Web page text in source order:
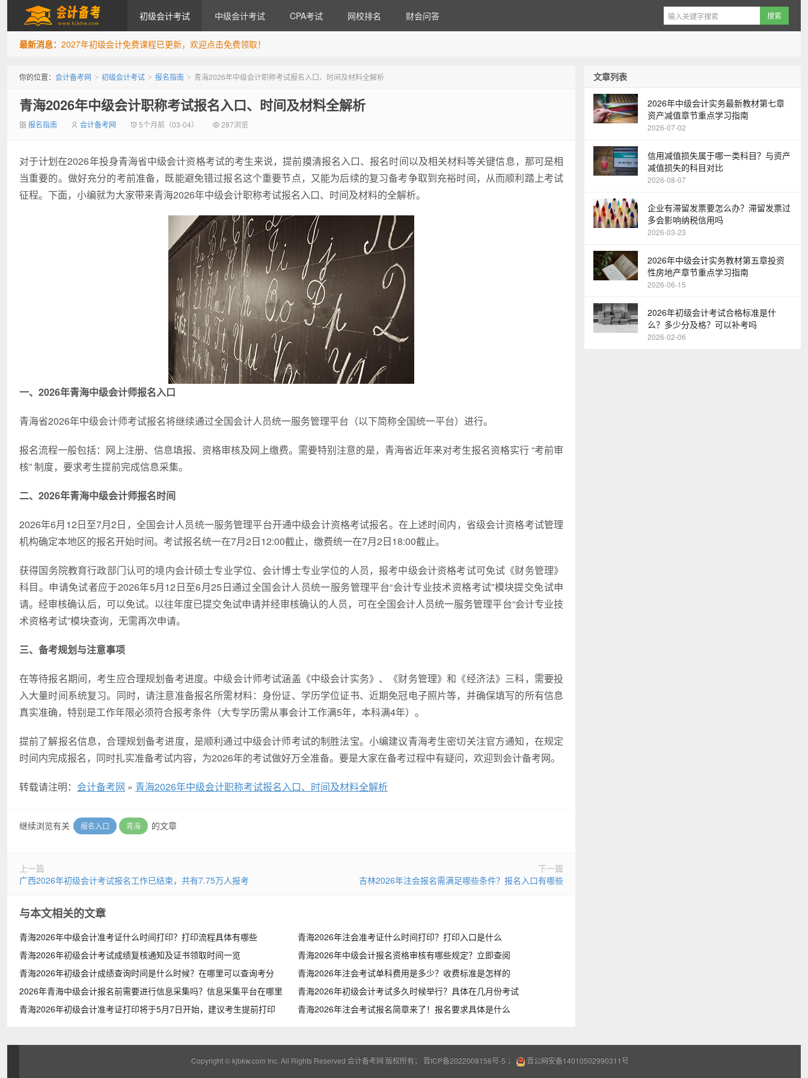
初级会计考试 中级会计考试 CPA考试 网校排名 财会问答
最新消息： 2027年初级会计免费课程已更新，欢迎点击免费领取！
你的位置： 会计备考网 > 初级会计考试 > 报名指南 > 青海2026年中级会计职称考试报名入口、时间及材料全解析
青海2026年中级会计职称考试报名入口、时间及材料全解析
报名指南 会计备考网 5个月前（03-04） 287浏览
对于计划在2026年投身青海省中级会计资格考试的考生来说，提前摸清报名入口、报名时间以及相关材料等关键信息，那可是相
当重要的。做好充分的考前准备，既能避免错过报名这个重要节点，又能为后续的复习备考争取到充裕时间，从而顺利踏上考试
征程。下面，小编就为大家带来青海2026年中级会计职称考试报名入口、时间及材料的全解析。
一、2026年青海中级会计师报名入口
青海省2026年中级会计师考试报名将继续通过全国会计人员统一服务管理平台（以下简称全国统一平台）进行。
报名流程一般包括：网上注册、信息填报、资格审核及网上缴费。需要特别注意的是，青海省近年来对考生报名资格实行 “考前审
核” 制度，要求考生提前完成信息采集。
二、2026年青海中级会计师报名时间
2026年6月12日至7月2日，全国会计人员统一服务管理平台开通中级会计资格考试报名。在上述时间内，省级会计资格考试管理
机构确定本地区的报名开始时间。考试报名统一在7月2日12:00截止，缴费统一在7月2日18:00截止。
​获得国务院教育行政部门认可的境内会计硕士专业学位、会计博士专业学位的人员，报考中级会计资格考试可免试《财务管理》
科目。申请免试者应于2026年5月12日至6月25日通过全国会计人员统一服务管理平台“会计专业技术资格考试”模块提交免试申
请。经审核确认后，可以免试。以往年度已提交免试申请并经审核确认的人员，可在全国会计人员统一服务管理平台“会计专业技
术资格考试”模块查询，无需再次申请。
三、备考规划与注意事项
在等待报名期间，考生应合理规划备考进度。中级会计师考试涵盖《中级会计实务》、《财务管理》和《经济法》三科，需要投
入大量时间系统复习。同时，请注意准备报名所需材料：身份证、学历学位证书、近期免冠电子照片等，并确保填写的所有信息
真实准确，特别是工作年限必须符合报考条件（大专学历需从事会计工作满5年，本科满4年）。
提前了解报名信息，合理规划备考进度，是顺利通过中级会计师考试的制胜法宝。小编建议青海考生密切关注官方通知，在规定
时间内完成报名，同时扎实准备考试内容，为2026年的考试做好万全准备。要是大家在备考过程中有疑问，欢迎到会计备考网。
转载请注明： 会计备考网 » 青海2026年中级会计职称考试报名入口、时间及材料全解析
继续浏览有关 报名入口 青海 的文章
上一篇
广西2026年初级会计考试报名工作已结束，共有7.75万人报考
下一篇
吉林2026年注会报名需满足哪些条件？报名入口有哪些
与本文相关的文章
青海2026年中级会计准考证什么时间打印？打印流程具体有哪些
青海2026年注会准考证什么时间打印？打印入口是什么
青海2026年初级会计考试成绩复核通知及证书领取时间一览
青海2026年中级会计报名资格审核有哪些规定？立即查阅
青海2026年初级会计成绩查询时间是什么时候？在哪里可以查询考分
青海2026年注会考试单科费用是多少？收费标准是怎样的
2026年青海中级会计报名前需要进行信息采集吗？信息采集平台在哪里
青海2026年初级会计考试多久时候举行？具体在几月份考试
青海2026年初级会计准考证打印将于5月7日开始，建议考生提前打印
青海2026年注会考试报名简章来了！报名要求具体是什么
文章列表
2026年中级会计实务最新教材第七章
资产减值章节重点学习指南
2026-07-02
信用减值损失属于哪一类科目？与资产
减值损失的科目对比
2026-08-07
企业有滞留发票要怎么办？滞留发票过
多会影响纳税信用吗
2026-03-23
2026年中级会计实务教材第五章投资
性房地产章节重点学习指南
2026-06-15
2026年初级会计考试合格标准是什
么？多少分及格？可以补考吗
2026-02-06
Copyright ©kjbkw.com Inc. All Rights Reserved 会计备考网 版权所有； 晋ICP备2022008156号-5 ； 晋公网安备14010502990311号